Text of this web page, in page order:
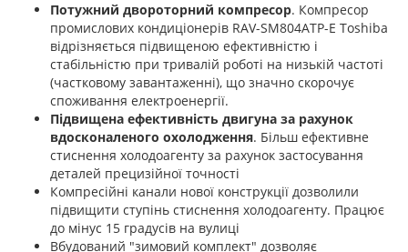
Потужний двороторний компресор. Компресор
промислових кондиціонерів RAV-SM804ATP-E Toshiba
відрізняється підвищеною ефективністю і
стабільністю при тривалій роботі на низькій частоті
(частковому завантаженні), що значно скорочує
споживання електроенергії.
Підвищена ефективність двигуна за рахунок
вдосконаленого охолодження. Більш ефективне
стиснення холодоагенту за рахунок застосування
деталей прецизійної точності
Компресійні канали нової конструкції дозволили
підвищити ступінь стиснення холодоагенту. Працює
до мінус 15 градусів на вулиці
Вбудований "зимовий комплект" дозволяє